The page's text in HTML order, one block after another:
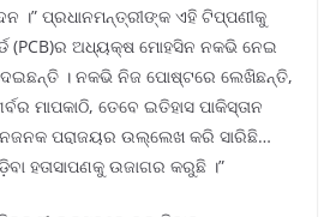
।” ପ୍ରଧାନମନ୍ତ୍ରୀଙ୍କ ଏହି ଟିପ୍ପଣୀକୁ
(PCB)ର ଅଧ୍ୟକ୍ଷ ମୋହସିନ ନକଭି ନେଇ
। ନକଭି ନିଜ ପୋଷ୍ଟରେ ଲେଖିଛନ୍ତି,
ମାପକାଠି, ତେବେ ଇତିହାସ ପାକିସ୍ତାନ
ପରାଜୟର ଉଲ୍ଲେଖ କରି ସାରିଛି…
ହତାସାପଣକୁ ଉଜାଗର କରୁଛି ।”